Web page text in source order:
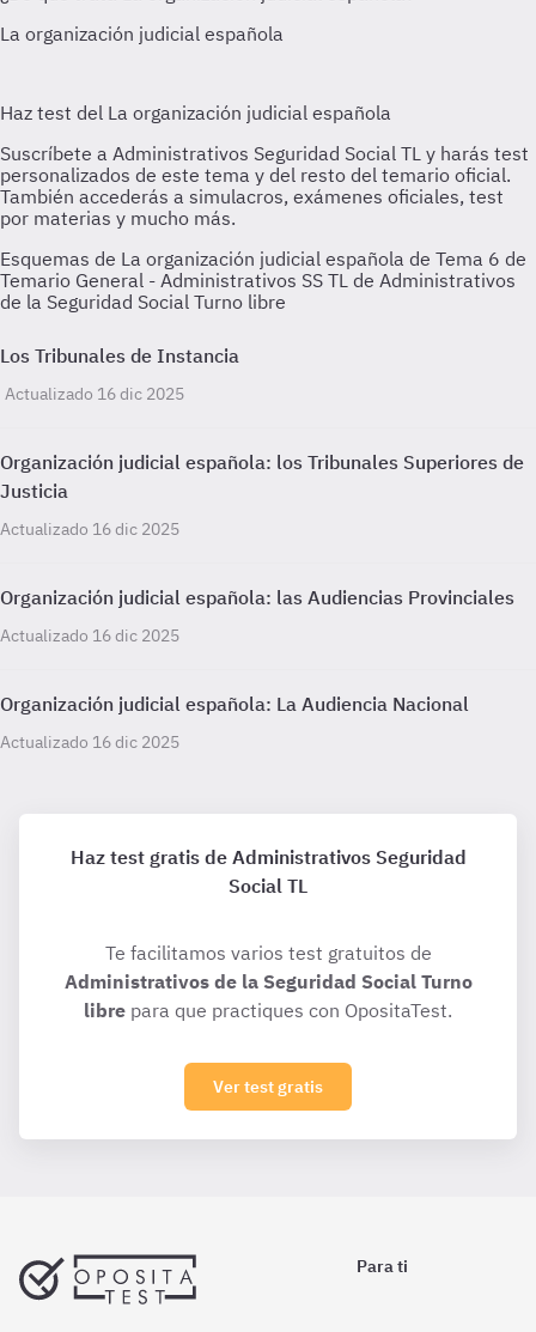
Esquemas de La organización judicial española de Tema 6 de
Temario General - Administrativos SS TL de Administrativos
de la Seguridad Social Turno libre
Los Tribunales de Instancia
Actualizado 16 dic 2025
Organización judicial española: los Tribunales Superiores de
Justicia
Actualizado 16 dic 2025
Organización judicial española: las Audiencias Provinciales
Actualizado 16 dic 2025
Organización judicial española: La Audiencia Nacional
Actualizado 16 dic 2025
Haz test gratis de Administrativos Seguridad
Social TL
Te facilitamos varios test gratuitos de
Administrativos de la Seguridad Social Turno
libre para que practiques con OpositaTest.
Ver test gratis
Para ti